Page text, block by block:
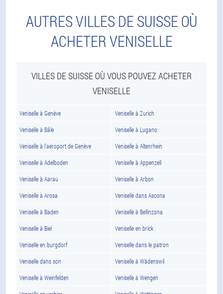
AUTRES VILLES DE SUISSE OÙ
ACHETER VENISELLE
VILLES DE SUISSE OÙ VOUS POUVEZ ACHETER
VENISELLE
Veniselle à Genève Veniselle à Zurich
Veniselle à Bâle Veniselle à Lugano
Veniselle à l'aéroport de Genève Veniselle à Altenrhein
Veniselle à Adelboden Veniselle à Appenzell
Veniselle à Aarau Veniselle à Arbon
Veniselle à Arosa Veniselle dans Ascona
Veniselle à Baden Veniselle à Bellinzona
Veniselle à Biel Veniselle en brick
Veniselle en burgdorf Veniselle dans le patron
Veniselle dans son Veniselle à Wädenswil
Veniselle à Weinfelden Veniselle à Wengen